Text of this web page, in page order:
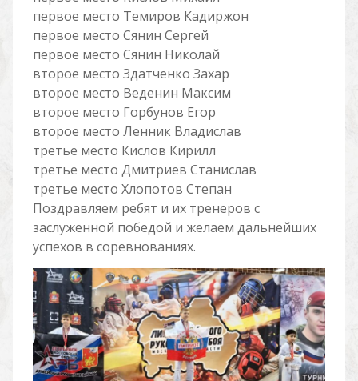
первое место Темиров Кадиржон
первое место Сянин Сергей
первое место Сянин Николай
второе место Здатченко Захар
второе место Веденин Максим
второе место Горбунов Егор
второе место Ленник Владислав
третье место Кислов Кирилл
третье место Дмитриев Станислав
третье место Хлопотов Степан
Поздравляем ребят и их тренеров с
заслуженной победой и желаем дальнейших
успехов в соревнованиях.